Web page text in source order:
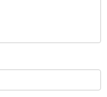
と
の投稿